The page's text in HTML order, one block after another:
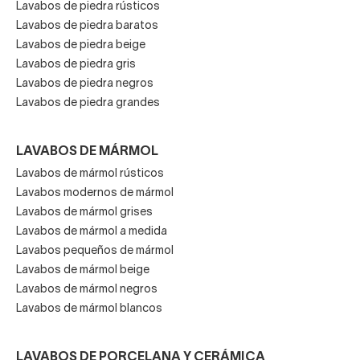
En Decorabañotienes un amplio abanico de lavabos
modernos para elegir, de forma rectangular, cuadrada o
incluso circular, encastrados en muebles de baño,
últimos son a la vez prácticos y bonitos, muy actuales, y
generan una mayor sensación de espaciosidad, al no ir
apoyados en el suelo, lo que también permite limpiar
cómodamente el suelo por debajo.
Quizás lo más sensato a la hora de comprar lavabos
modernos sea alcanzar un balance adecuado entre
funcionalidadyestética
bello pero también práctico. Junto con la ducha o el WC,
los lavabos son piezas muy utilizadas, varias veces al día
necesario que estén fabricados con buenos materiales,
Lavabos de piedra rústicos
Lavabos de piedra baratos
Lavabos de piedra beige
Lavabos de piedra gris
Lavabos de piedra negros
Lavabos de piedra grandes
LAVABOS DE MÁRMOL
Lavabos de mármol rústicos
Lavabos modernos de mármol
Lavabos de mármol grises
Lavabos de mármol a medida
Lavabos pequeños de mármol
Lavabos de mármol beige
Lavabos de mármol negros
Lavabos de mármol blancos
LAVABOS DE PORCELANA Y CERÁMICA